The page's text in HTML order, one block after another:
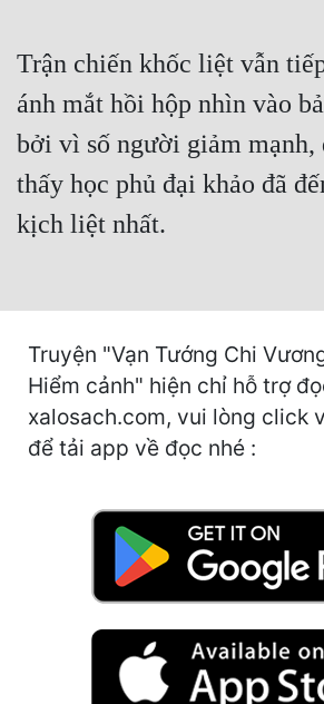
Huyền Ảo
Hài Hước
Hệ Thống
Học Đường
Khoa Huyễn Không Gian
Kinh Dị
Kiếm Hiệp
Kỳ Huyễn
Trận chiến khốc liệt vẫn
ánh mắt hồi hộp nhìn vào
bởi vì số người giảm mạnh,
thấy học phủ đại khảo đã
kịch liệt nhất.
Truyện "Vạn Tướng Chi
Hiểm cảnh" hiện chỉ hỗ trợ
xalosach.com, vui lòng click
để tải app về đọc nhé :